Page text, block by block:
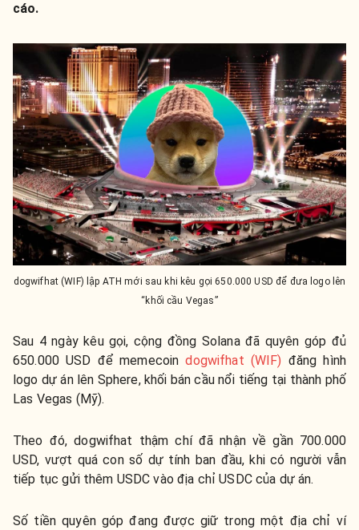
cáo.
dogwifhat (WIF) lập ATH mới sau khi kêu gọi 650.000 USD để đưa logo lên
“khối cầu Vegas”
Sau 4 ngày kêu gọi, cộng đồng Solana đã quyên góp đủ
650.000 USD để memecoindogwifhat (WIF) đăng hình
logo dự án lên Sphere, khối bán cầu nổi tiếng tại thành phố
Las Vegas (Mỹ).
Theo đó, dogwifhat thậm chí đã nhận về gần 700.000
USD, vượt quá con số dự tính ban đầu, khi có người vẫn
tiếp tục gửi thêm USDC vào địa chỉ USDC của dự án.
Số tiền quyên góp đang được giữ trong một địa chỉ ví